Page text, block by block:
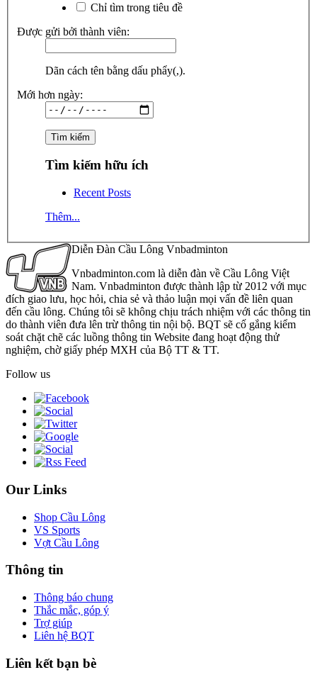
Chỉ tìm trong tiêu đề
Được gửi bởi thành viên:
Dãn cách tên bằng dấu phẩy(,).
Mới hơn ngày:
Tìm kiếm hữu ích
Recent Posts
Thêm...
Diễn Đàn Cầu Lông Vnbadminton
Vnbadminton.com là diễn đàn về Cầu Lông Việt
Nam. Vnbadminton được thành lập từ 2012 với mục
đích giao lưu, học hỏi, chia sẻ và thảo luận mọi vấn đề liên quan
đến cầu lông. Chúng tôi sẽ không chịu trách nhiệm với các thông tin
do thành viên đưa lên trừ thông tin nội bộ. BQT sẽ cố gắng kiểm
soát chặt chẽ các luồng thông tin Website đang hoạt động thử
nghiệm, chờ giấy phép MXH của Bộ TT & TT.
Follow us
Our Links
Shop Cầu Lông
VS Sports
Vợt Cầu Lông
Thông tin
Thông báo chung
Thắc mắc, góp ý
Trợ giúp
Liên hệ BQT
Liên kết bạn bè